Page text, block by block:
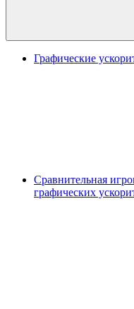
Графические
Сравнительная
графических